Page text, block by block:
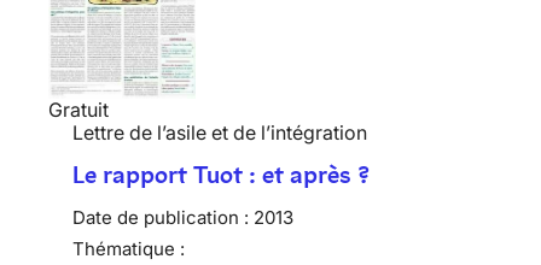
Gratuit
Lettre de l’asile et de l’intégration
Le rapport Tuot : et après ?
Date de publication : 2013
Thématique :